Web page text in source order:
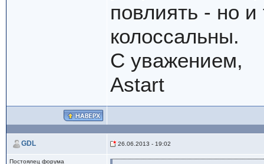
повлиять - но и
колоссальны.
С уважением,
Astart
GDL 26.06.2013 - 19:02
Постоялец форума